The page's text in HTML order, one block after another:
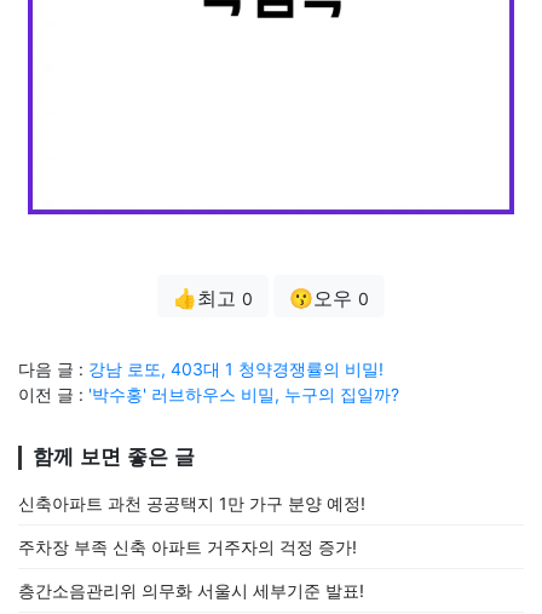
👍최고 0 😗오우 0
다음 글 : 강남 로또, 403대 1 청약경쟁률의 비밀!
이전 글 : '박수홍' 러브하우스 비밀, 누구의 집일까?
함께 보면 좋은 글
신축아파트 과천 공공택지 1만 가구 분양 예정!
주차장 부족 신축 아파트 거주자의 걱정 증가!
층간소음관리위 의무화 서울시 세부기준 발표!